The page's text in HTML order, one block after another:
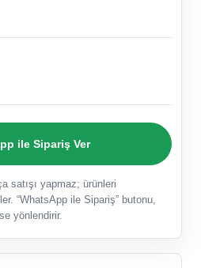
ile Sipariş Ver
satışı yapmaz; ürünleri
“WhatsApp ile Sipariş” butonu,
yönlendirir.